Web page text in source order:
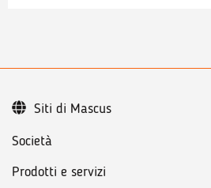
Società
Prodotti e servizi
Siti di Mascus